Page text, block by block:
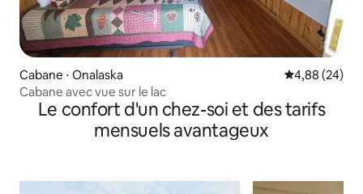
Cabane ⋅ Onalaska Évaluation
4,88 (24)
Cabane avec vue sur le lac
Le confort d'un chez-soi et des tarifs
mensuels avantageux